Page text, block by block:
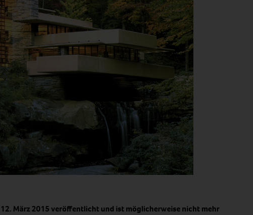
März 2015 veröffentlicht und ist möglicherweise nicht mehr